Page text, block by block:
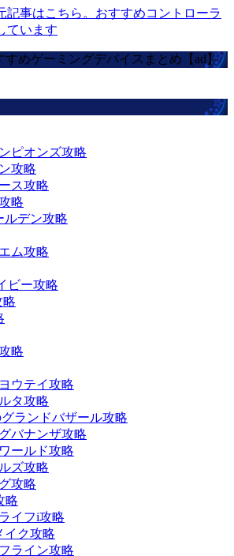
記事はこちら。おすすめコントローラ
ています
すめゲーミングデバイスまとめ【ad】
ピオンズ攻略
攻略
ス攻略
略
ルデン攻略
ム攻略
ビー攻略
略
略
ウテイ攻略
タ攻略
ランドバザール攻略
バナンザ攻略
ールド攻略
ズ攻略
攻略
略
イフi攻略
イク攻略
ライン攻略